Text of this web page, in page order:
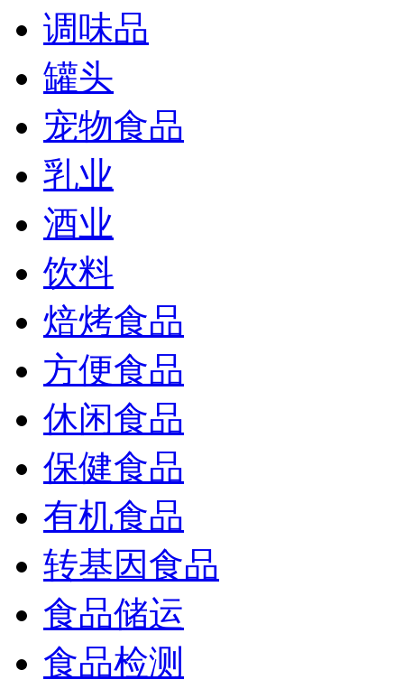
调味品
罐头
宠物食品
乳业
酒业
饮料
焙烤食品
方便食品
休闲食品
保健食品
有机食品
转基因食品
食品储运
食品检测